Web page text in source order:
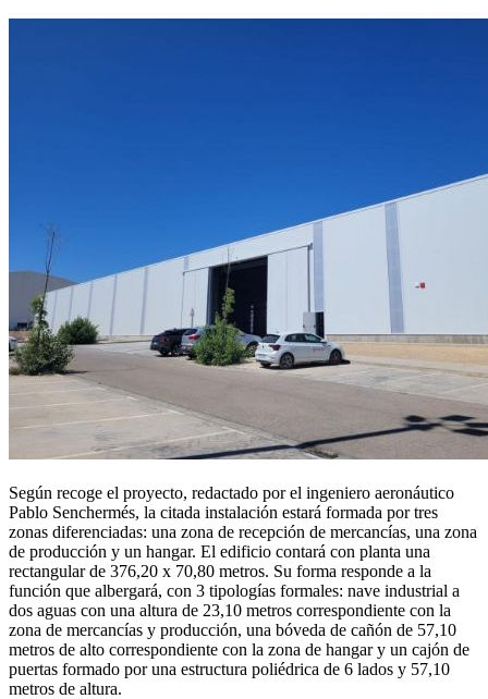
Según recoge el proyecto, redactado por el ingeniero aeronáutico
Pablo Senchermés, la citada instalación estará formada por tres
zonas diferenciadas: una zona de recepción de mercancías, una zona
de producción y un hangar. El edificio contará con planta una
rectangular de 376,20 x 70,80 metros. Su forma responde a la
función que albergará, con 3 tipologías formales: nave industrial a
dos aguas con una altura de 23,10 metros correspondiente con la
zona de mercancías y producción, una bóveda de cañón de 57,10
metros de alto correspondiente con la zona de hangar y un cajón de
puertas formado por una estructura poliédrica de 6 lados y 57,10
metros de altura.